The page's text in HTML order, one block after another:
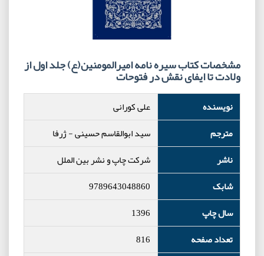
مشخصات کتاب سیره نامه امیرالمومنین(ع) جلد اول از
ولادت تا ایفای نقش در فتوحات
نویسنده
علی کورانی
مترجم
سید ابوالقاسم حسینی-ژرفا
ناشر
شرکت چاپ و نشر بین الملل
شابک
9789643048860
سال چاپ
1396
تعداد صفحه
816